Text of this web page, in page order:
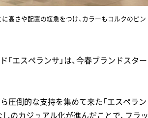
高さや配置の緩急をつけ、カラーもコルクのピン
エスペランサ」は、今春ブランドスター
圧倒的な支持を集めて来た「エスペラン
のカジュアル化が進んだことで、フラッ